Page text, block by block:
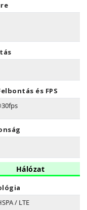
és FPS
Hálózat
/ LTE